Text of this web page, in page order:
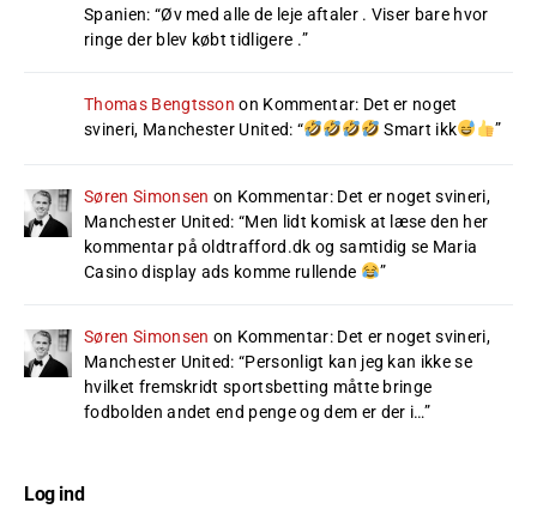
Spanien: “Øv med alle de leje aftaler . Viser bare hvor
ringe der blev købt tidligere .”
Thomas Bengtsson on Kommentar: Det er noget
svineri, Manchester United: “ Smart ikk ”
Søren Simonsen on Kommentar: Det er noget svineri,
Manchester United: “Men lidt komisk at læse den her
kommentar på oldtrafford.dk og samtidig se Maria
Casino display ads komme rullende
”
Søren Simonsen on Kommentar: Det er noget svineri,
Manchester United: “Personligt kan jeg kan ikke se
hvilket fremskridt sportsbetting måtte bringe
fodbolden andet end penge og dem er der i…”
Log ind